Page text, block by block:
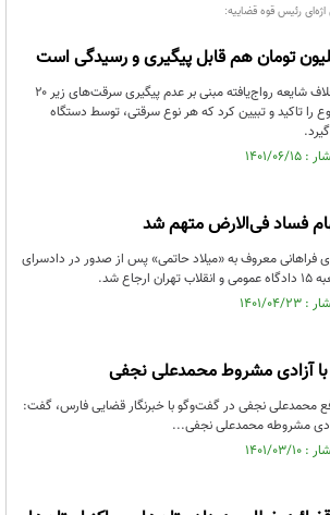
رئیس قوه‌ قضاییه:
رئیس قوه قضاییه گفت: برخلاف شایعه رواج‌یافته مبنی بر عدم پیگیری سرقت‌های زیر ۲۰
را تاکید و تبیین کرد که هر نوع سرقتی، توسط دستگاه
فساد فی‌الارض متهم شد
فراهانی معروف به «میلاد حاتمی» پس از صدور در دادسرای
شد.
آزادی مشروط محمدعلی نجفی
محمدعلی نجفی در گفت‌وگو با خبرنگار قضایی فارس، گفت:
مشروطه محمدعلی نجفی...